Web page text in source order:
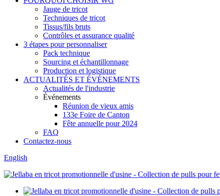
Jauge de tricot
Techniques de tricot
Tissus/fils bruts
Contrôles et assurance qualité
3 étapes pour personnaliser
Pack technique
Sourcing et échantillonnage
Production et logistique
ACTUALITÉS ET ÉVÉNEMENTS
Actualités de l'industrie
Événements
Réunion de vieux amis
133e Foire de Canton
Fête annuelle pour 2024
FAQ
Contactez-nous
English